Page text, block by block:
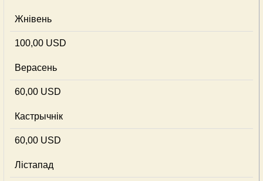
Жнівень
100,00 USD
Верасень
60,00 USD
Кастрычнік
60,00 USD
Лістапад